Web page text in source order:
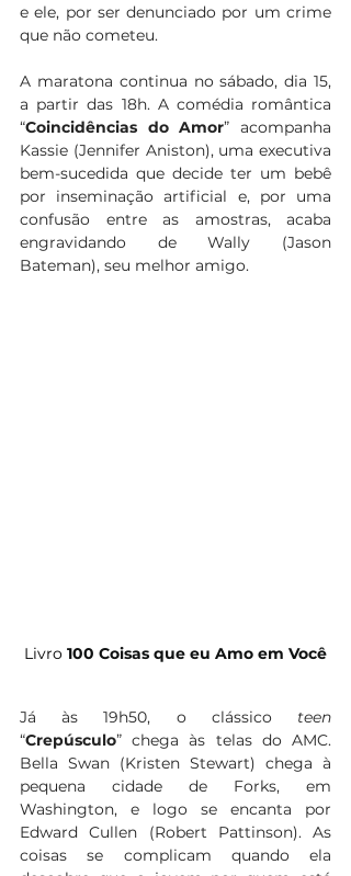
e ele, por ser denunciado por um crime
que não cometeu.
A maratona continua no sábado, dia 15,
a partir das 18h. A comédia romântica
“Coincidências do Amor” acompanha
Kassie (Jennifer Aniston), uma executiva
bem-sucedida que decide ter um bebê
por inseminação artificial e, por uma
confusão entre as amostras, acaba
engravidando de Wally (Jason
Bateman), seu melhor amigo.
Livro 100 Coisas que eu Amo em Você
Já às 19h50, o clássico teen
“Crepúsculo” chega às telas do AMC.
Bella Swan (Kristen Stewart) chega à
pequena cidade de Forks, em
Washington, e logo se encanta por
Edward Cullen (Robert Pattinson). As
coisas se complicam quando ela